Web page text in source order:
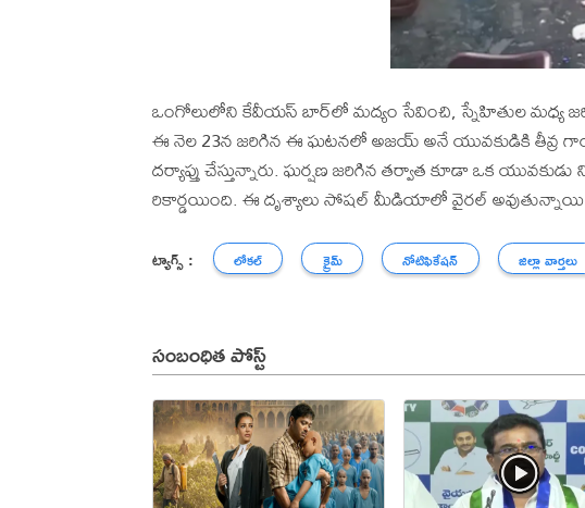
ఒంగోలులోని కేవీయస్ బార్‌లో మద్యం సేవించి, స్నేహితుల మధ్య
ఈ నెల 23న జరిగిన ఈ ఘటనలో అజయ్ అనే యువకుడికి తీవ్ర
దర్యాప్తు చేస్తున్నారు. ఘర్షణ జరిగిన తర్వాత కూడా ఒక
రికార్డయింది. ఈ దృశ్యాలు సోషల్ మీడియాలో వైరల్
ట్యాగ్స్ : లోకల్ క్రైమ్ నోటిఫికేషన్ జిల్లా వార్తలు
సంబంధిత పోస్ట్